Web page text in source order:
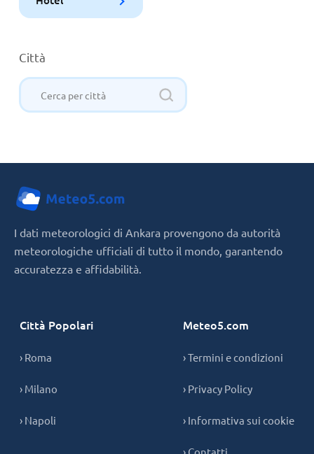
Città
I dati meteorologici di Ankara provengono da autorità
meteorologiche ufficiali di tutto il mondo, garantendo
accuratezza e affidabilità.
Città Popolari
› Roma
› Milano
› Napoli
Meteo5.com
› Termini e condizioni
› Privacy Policy
› Informativa sui cookie